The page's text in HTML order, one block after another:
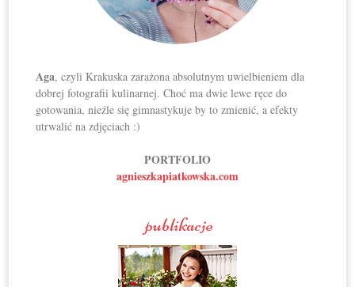
Aga, czyli Krakuska zarażona absolutnym uwielbieniem dla
dobrej fotografii kulinarnej. Choć ma dwie lewe ręce do
gotowania, nieźle się gimnastykuje by to zmienić, a efekty
utrwalić na zdjęciach :)
PORTFOLIO
agnieszkapiatkowska.com
publikacje